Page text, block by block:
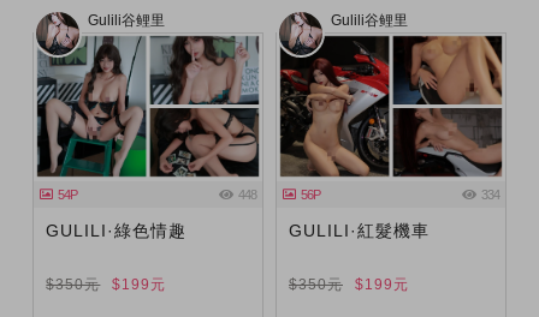
Gulili谷鲤里
54P 448
GULILI·綠色情趣
$350元 $199元
Gulili谷鲤里
56P 334
GULILI·紅髮機車
$350元 $199元